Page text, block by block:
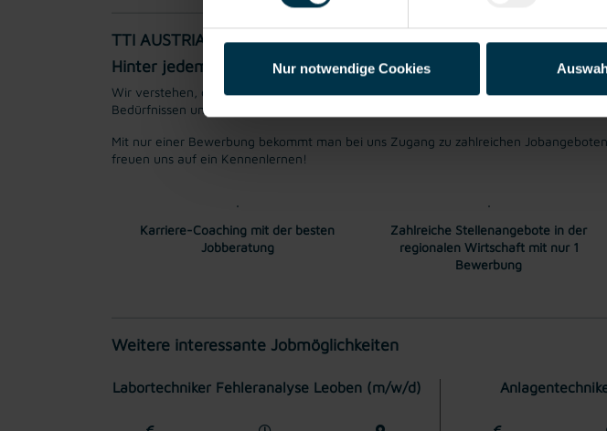
Nur notwendige Cookies
TTI AUSTRIA
Hinter jedem Erfolg steckt ein Talent.
Wir verstehen, dass es schwierig sein kann, den perfekten Job zu finden, aber
Bedürfnissen und Wünschen unserer Bewerber*innen entspricht und sie auf ihren
Mit nur einer Bewerbung bekommt man bei uns Zugang zu zahlreichen
freuen uns auf ein Kennenlernen!
Karriere-Coaching mit der besten
Jobberatung
Zahlreiche Stellenangebote in der
regionalen Wirtschaft mit nur 1
Bewerbung
Weitere interessante Jobmöglichkeiten
Labortechniker Fehleranalyse Leoben (m/w/d)